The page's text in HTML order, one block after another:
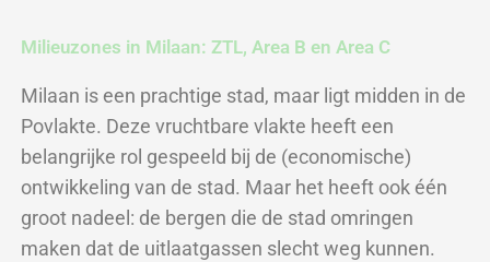
Milieuzones in Milaan: ZTL, Area B en Area C
Milaan is een prachtige stad, maar ligt midden in de
Povlakte. Deze vruchtbare vlakte heeft een
belangrijke rol gespeeld bij de (economische)
ontwikkeling van de stad. Maar het heeft ook één
groot nadeel: de bergen die de stad omringen
maken dat de uitlaatgassen slecht weg kunnen.